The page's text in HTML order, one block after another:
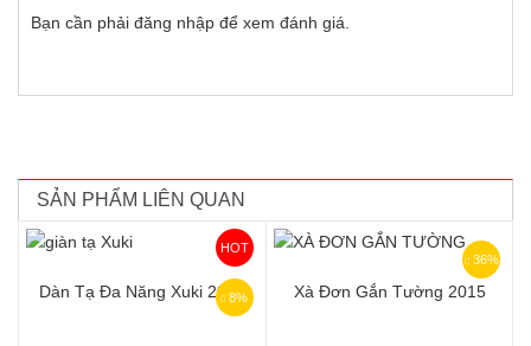
Bạn cần phải đăng nhập để xem đánh giá.
SẢN PHẨM LIÊN QUAN
HOT
8%
Dàn Tạ Đa Năng Xuki 2018
36%
Xà Đơn Gắn Tường 2015